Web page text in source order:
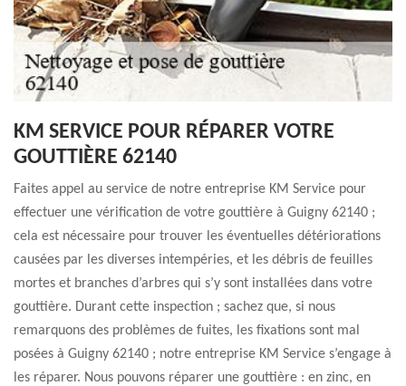
KM SERVICE POUR RÉPARER VOTRE
GOUTTIÈRE 62140
Faites appel au service de notre entreprise KM Service pour
effectuer une vérification de votre gouttière à Guigny 62140 ;
cela est nécessaire pour trouver les éventuelles détériorations
causées par les diverses intempéries, et les débris de feuilles
mortes et branches d’arbres qui s’y sont installées dans votre
gouttière. Durant cette inspection ; sachez que, si nous
remarquons des problèmes de fuites, les fixations sont mal
posées à Guigny 62140 ; notre entreprise KM Service s’engage à
les réparer. Nous pouvons réparer une gouttière : en zinc, en